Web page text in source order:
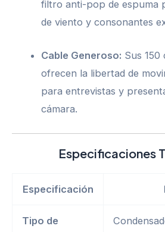
filtro anti-pop de espuma
de viento y consonantes
Cable Generoso: Sus 150
ofrecen la libertad de
para entrevistas y
cámara.
Especificaciones
Especificación
Tipo de